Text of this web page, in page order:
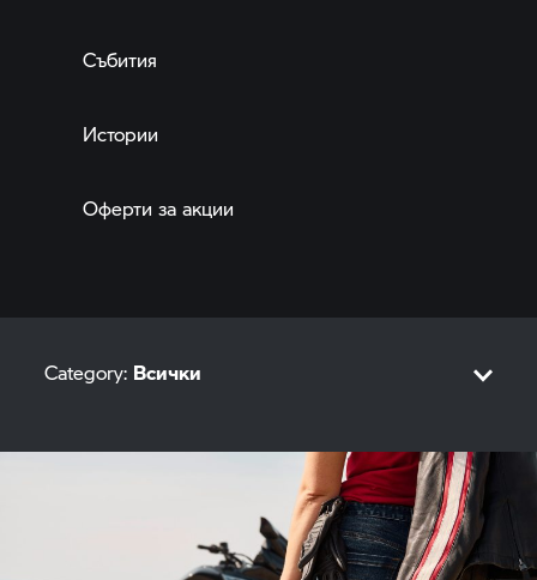
Събития
Истории
Оферти за акции
Category: Всички
Sport